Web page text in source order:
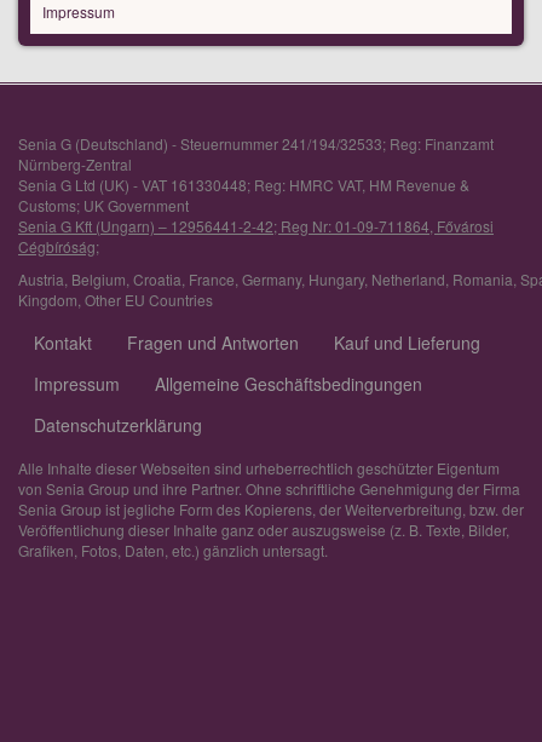
Impressum
Senia G (Deutschland) - Steuernummer 241/194/32533; Reg: Finanzamt
Nürnberg-Zentral
Senia G Ltd (UK) - VAT 161330448; Reg: HMRC VAT, HM Revenue &
Customs; UK Government
Senia G Kft (Ungarn) – 12956441-2-42; Reg Nr: 01-09-711864, Fővárosi
Cégbíróság;
Austria Belgium Croatia France Germany, Hungary, Netherland Romania
Kingdom Other EU Countries
Kontakt Fragen und Antworten
Kauf und Lieferung
Impressum
Allgemeine Geschäftsbedingungen
Datenschutzerklärung
Alle Inhalte dieser Webseiten sind urheberrechtlich geschützter Eigentum
von Senia Group und ihre Partner. Ohne schriftliche Genehmigung der Firma
Senia Group ist jegliche Form des Kopierens, der Weiterverbreitung, bzw. der
Veröffentlichung dieser Inhalte ganz oder auszugsweise (z. B. Texte, Bilder,
Grafiken, Fotos, Daten, etc.) gänzlich untersagt.